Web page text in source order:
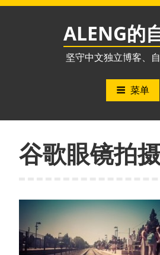
跳
ALENG的
坚守中文独立博客、
菜单
谷歌眼镜拍